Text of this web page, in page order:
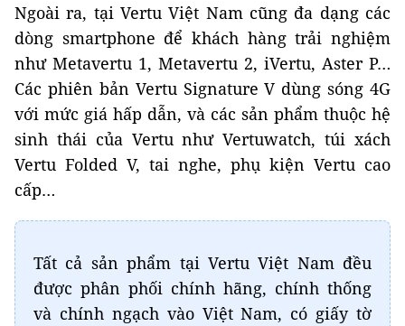
Ngoài ra, tại Vertu Việt Nam cũng đa dạng các
dòng smartphone để khách hàng trải nghiệm
như Metavertu 1, Metavertu 2, iVertu, Aster P…
Các phiên bản Vertu Signature V dùng sóng 4G
với mức giá hấp dẫn, và các sản phẩm thuộc hệ
sinh thái của Vertu như Vertuwatch, túi xách
Vertu Folded V, tai nghe, phụ kiện Vertu cao
cấp…
Tất cả sản phẩm tại Vertu Việt Nam đều
được phân phối chính hãng, chính thống
và chính ngạch vào Việt Nam, có giấy tờ